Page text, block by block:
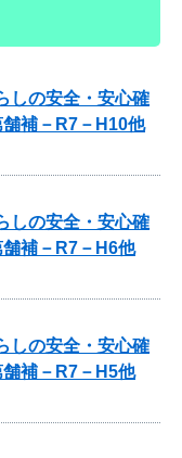
しの安全・安心確
補－R7－H10他
しの安全・安心確
補－R7－H6他
しの安全・安心確
補－R7－H5他